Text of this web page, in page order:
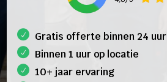
Gratis offerte binnen 24 uur
Binnen 1 uur op locatie
10+ jaar ervaring